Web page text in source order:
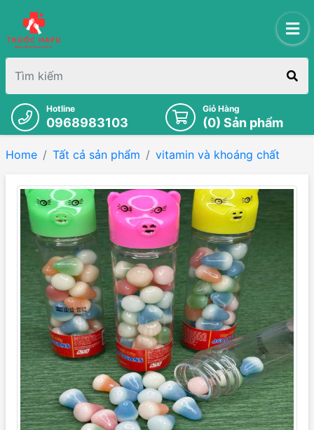
Hotline
0968983103
Giỏ Hàng
(0) Sản phẩm
Home Tất cả sản phẩm vitamin và khoáng chất